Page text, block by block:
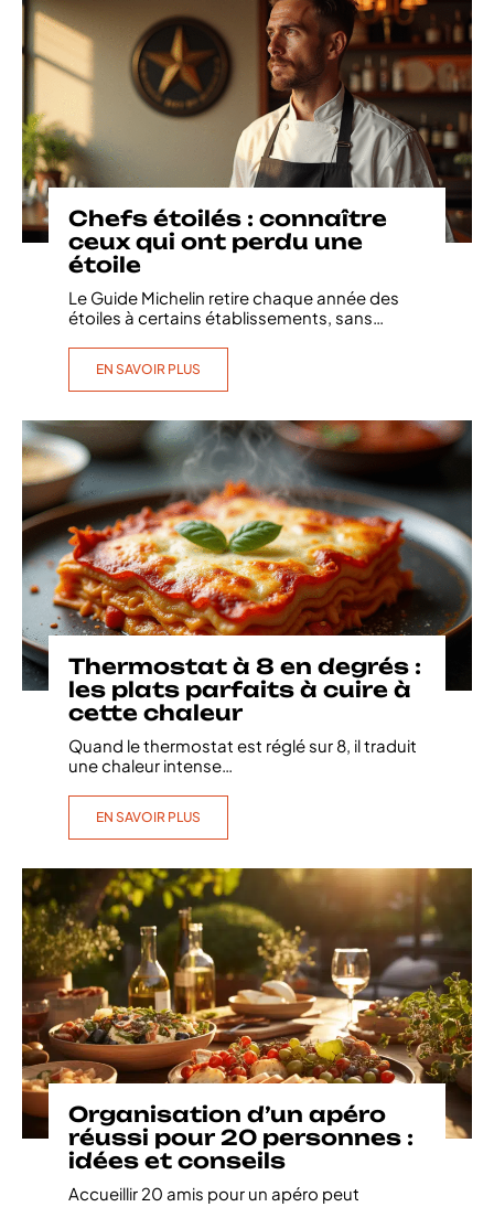
Chefs étoilés : connaître
ceux qui ont perdu une
étoile
Le Guide Michelin retire chaque année des
étoiles à certains établissements, sans…
EN SAVOIR PLUS
Thermostat à 8 en degrés :
les plats parfaits à cuire à
cette chaleur
Quand le thermostat est réglé sur 8, il traduit
une chaleur intense
EN SAVOIR PLUS
Organisation d’un apéro
réussi pour 20 personnes :
idées et conseils
Accueillir 20 amis pour un apéro peut